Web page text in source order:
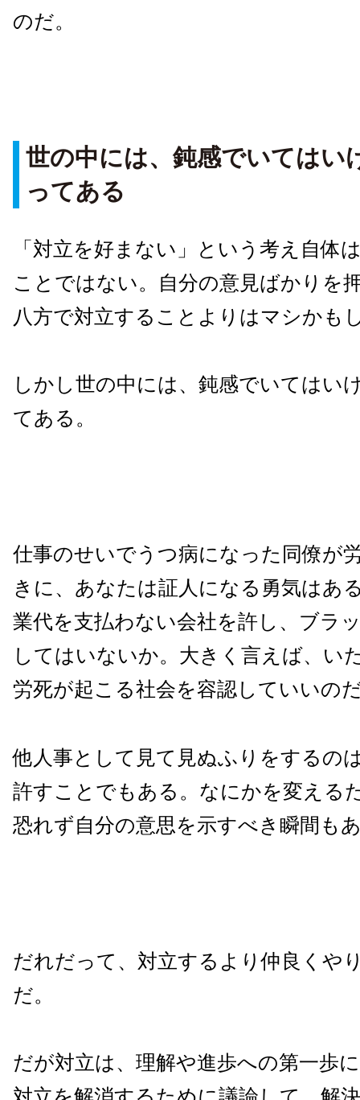
のだ。
世の中には、鈍感でいてはい
ってある
「対立を好まない」という考え自体
ことではない。自分の意見ばかりを
八方で対立することよりはマシかも
しかし世の中には、鈍感でいてはい
てある。
仕事のせいでうつ病になった同僚が
きに、あなたは証人になる勇気はあ
業代を支払わない会社を許し、ブラ
してはいないか。大きく言えば、い
労死が起こる社会を容認していいの
他人事として見て見ぬふりをするの
許すことでもある。なにかを変える
恐れず自分の意思を示すべき瞬間も
だれだって、対立するより仲良くや
だ。
だが対立は、理解や進歩への第一歩